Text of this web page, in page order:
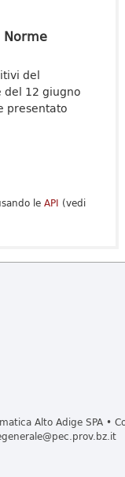
Norme
del
12 giugno
presentato
le API (vedi
Alto Adige SPA •